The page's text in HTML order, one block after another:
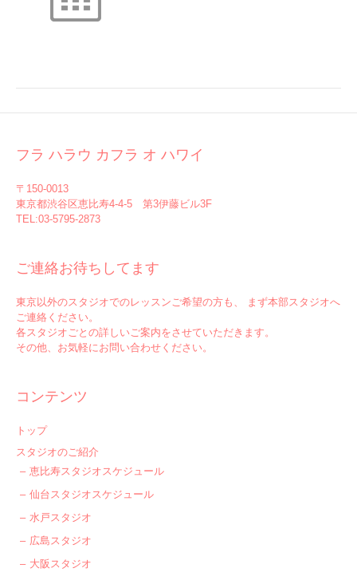
フラ ハラウ カフラ オ ハワイ
〒150-0013
東京都渋谷区恵比寿4-4-5 第3伊藤ビル3F
TEL:03-5795-2873
ご連絡お待ちしてます
東京以外のスタジオでのレッスンご希望の方も、 まず本部スタジオへ
ご連絡ください。
各スタジオごとの詳しいご案内をさせていただきます。
その他、お気軽にお問い合わせください。
コンテンツ
トップ
スタジオのご紹介
恵比寿スタジオスケジュール
仙台スタジオスケジュール
水戸スタジオ
広島スタジオ
大阪スタジオ